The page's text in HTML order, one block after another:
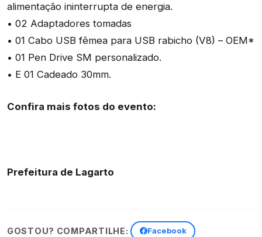
alimentação ininterrupta de energia.
• 02 Adaptadores tomadas
• 01 Cabo USB fêmea para USB rabicho (V8) – OEM*
• 01 Pen Drive SM personalizado.
• E 01 Cadeado 30mm.
Confira mais fotos do evento:
Prefeitura de Lagarto
GOSTOU? COMPARTILHE: Facebook